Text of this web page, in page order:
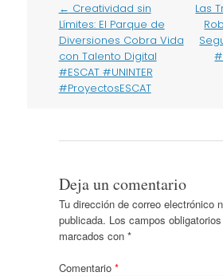
Post
navigation
← Creatividad sin
Límites: El Parque de
Diversiones Cobra Vida
con Talento Digital
#ESCAT #UNINTER
#ProyectosESCAT
Las
Deja un comentario
Tu dirección de correo electrónico
publicada. Los campos
marcados con *
Comentario *